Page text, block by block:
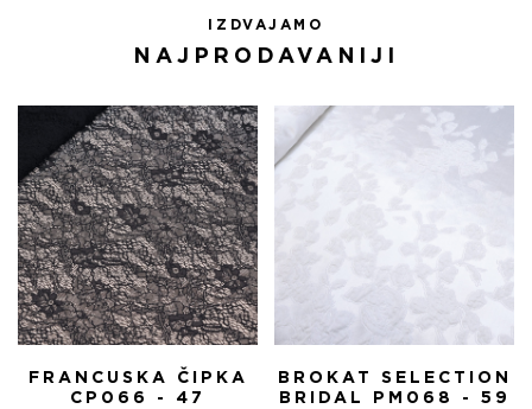
IZDVAJAMO
NAJPRODAVANIJI
FRANCUSKA ČIPKA
CP066 - 47
BROKAT SELECTION
BRIDAL PM068 - 59